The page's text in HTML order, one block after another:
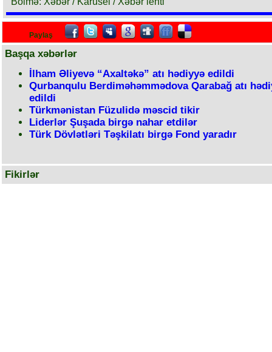
Paylaş
Başqa xəbərlər
İlham Əliyevə “Axaltəkə” atı hədiyyə edildi
Qurbanqulu Berdiməhəmmədova Qarabağ atı
edildi
Türkmənistan Füzulidə məscid tikir
Liderlər Şuşada birgə nahar etdilər
Türk Dövlətləri Təşkilatı birgə Fond yaradır
Fikirlər